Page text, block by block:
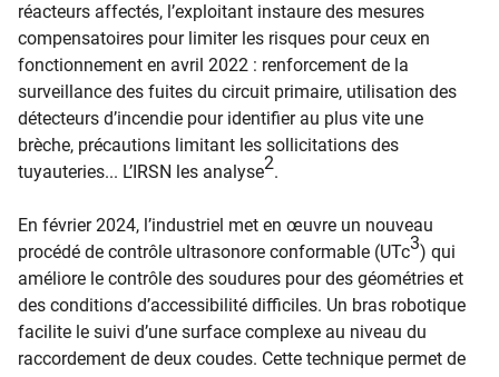
réacteurs affectés, l’exploitant instaure des mesures
compensatoires pour limiter les risques pour ceux en
fonctionnement en avril 2022 : renforcement de la
surveillance des fuites du circuit primaire, utilisation des
détecteurs d’incendie pour identifier au plus vite une
brèche, précautions limitant les sollicitations des
tuyauteries... L’IRSN les analyse2.
En février 2024, l’industriel met en œuvre un nouveau
procédé de contrôle ultrasonore conformable (UTc3) qui
améliore le contrôle des soudures pour des géométries et
des conditions d’accessibilité difficiles. Un bras robotique
facilite le suivi d’une surface complexe au niveau du
raccordement de deux coudes. Cette technique permet de